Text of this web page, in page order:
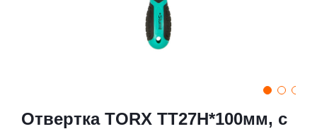
Отвертка TORX TT27H*100мм, с